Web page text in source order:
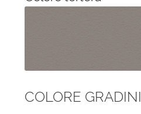
COLORE GRADINI